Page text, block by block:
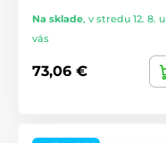
Na sklade, v stredu 12. 8. u
vás
73,06 €